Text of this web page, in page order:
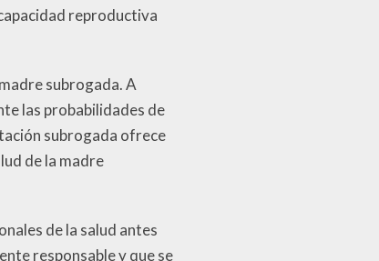
reproductiva
subrogada. A
las probabilidades de
subrogada ofrece
de la madre
de la salud antes
responsable y que se